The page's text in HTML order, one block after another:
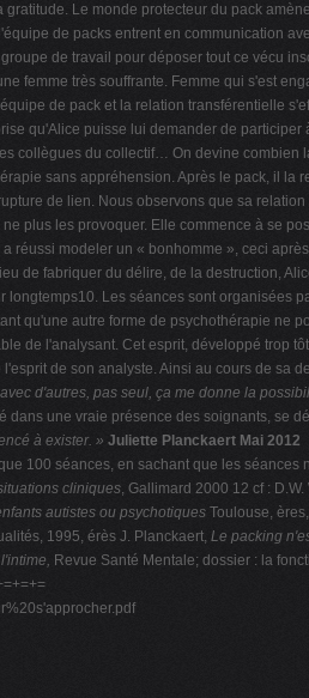
Le monde protecteur du pack
de packs entrent en communication
de travail pour déposer tout ce vécu
femme très souffrante. Femme qui s'est
de pack et la relation transférentielle
qu'Alice puisse lui demander de
collègues du collectif… On devine
sans appréhension. Après le pack, il
de lien. Nous observons que sa
plus les provoquer. Elle commence à se
réussi modeler un « bonhomme », ceci
de fabriquer du délire, de la destruction,
Les séances sont organisées
qu'une autre forme de psychothérapie ne
de l'analysant. Cet esprit, développé trop
de son analyste. Ainsi au cours de
d'autres, pas seul, ça me donne la
une vraie présence des soignants, se
à exister. » Juliette Planckaert Mai 2012
100 séances, en sachant que les
cliniques, Gallimard 2000 12 cf :
autistes ou psychotiques Toulouse,
1995, érès J. Planckaert, Le packing
Revue Santé Mentale; dossier : la